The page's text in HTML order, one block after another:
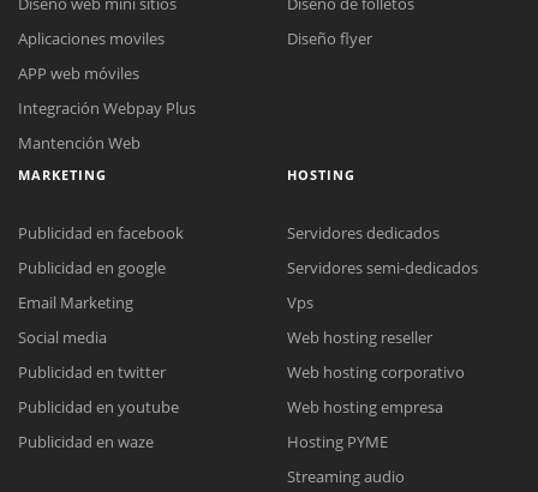
Reunión online
Meet para la reunión online.
Cotización
Chat Online
Todos nuestros ejecutivos están fuera de línea. Complete el formulario
Aplicaciones moviles
APP web móviles
Integración Webpay Plus
Mantención Web
Diseño flyer
MARKETING
Publicidad en facebook
Publicidad en google
Email Marketing
Social media
Publicidad en twitter
Publicidad en youtube
Publicidad en waze
HOSTING
Servidores dedicados
Servidores semi-dedicados
Vps
Web hosting reseller
Web hosting corporativo
Web hosting empresa
Hosting PYME
Streaming audio